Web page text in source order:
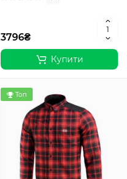
3796₴
Купити
Топ